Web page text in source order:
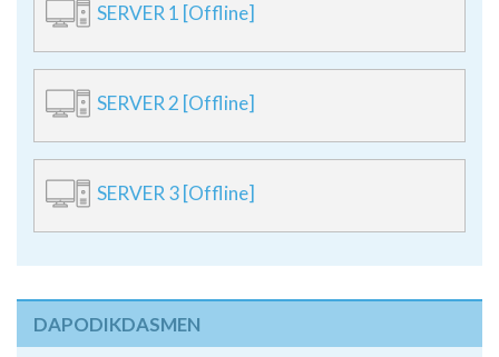
SERVER 1 [Offline]
SERVER 2 [Offline]
SERVER 3 [Offline]
DAPODIKDASMEN